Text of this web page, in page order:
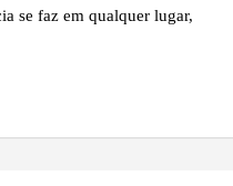
se faz em qualquer lugar,